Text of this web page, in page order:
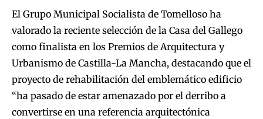
El Grupo Municipal Socialista de Tomelloso ha
valorado la reciente selección de la Casa del Gallego
como finalista en los Premios de Arquitectura y
Urbanismo de Castilla-La Mancha, destacando que el
proyecto de rehabilitación del emblemático edificio
“ha pasado de estar amenazado por el derribo a
convertirse en una referencia arquitectónica